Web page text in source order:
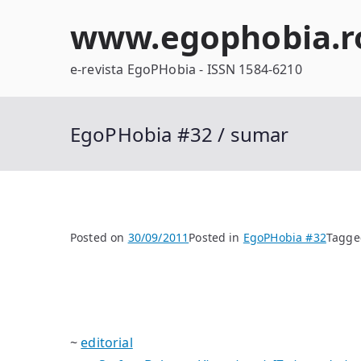
e-revista EgoPHobia - ISSN 1584-6210
EgoPHobia #32 / sumar
Posted on 30/09/2011 Posted in EgoPHobia #32
~editorial